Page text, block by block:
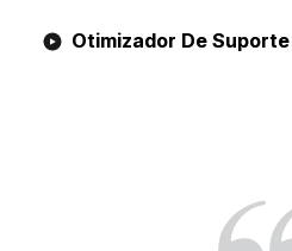
Otimizador De Suporte